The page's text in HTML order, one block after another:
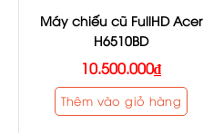
Máy chiếu cũ FullHD Acer
H6510BD
10.500.000₫
Thêm vào giỏ hàng